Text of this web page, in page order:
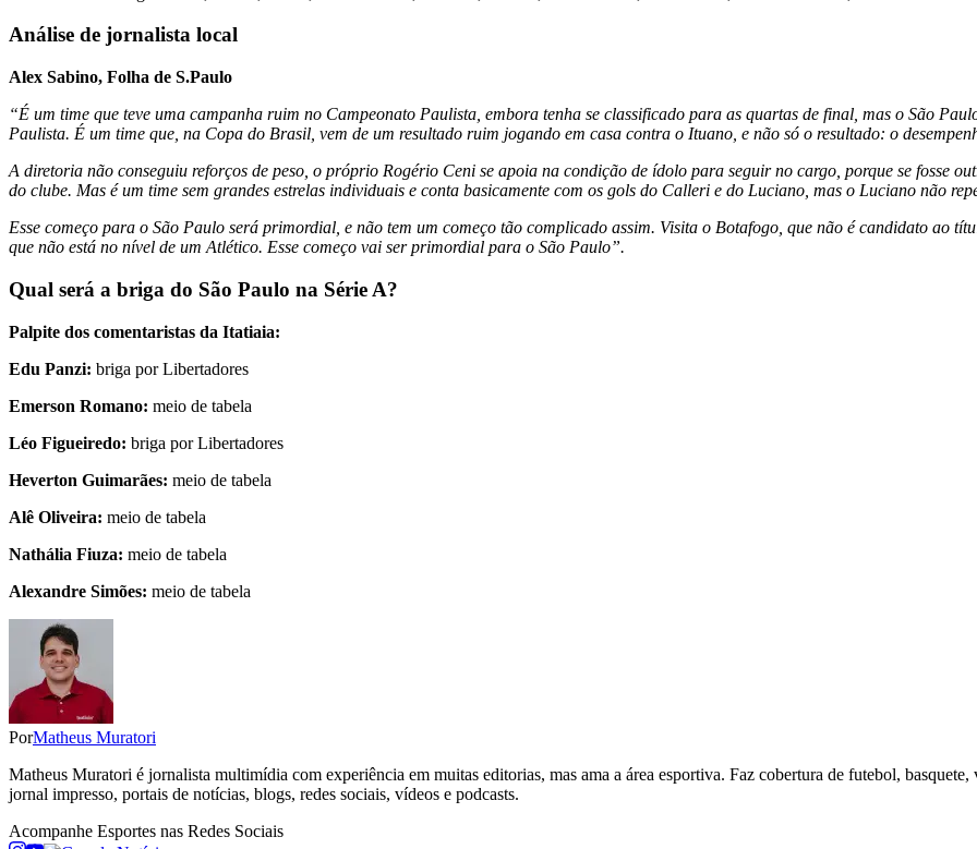
Análise de jornalista local
Alex Sabino, Folha de S.Paulo
“É um time que teve uma campanha ruim no Campeonato Paulista, embora tenha se classificado para as quartas de final, mas o São
Paulista. É um time que, na Copa do Brasil, vem de um resultado ruim jogando em casa contra o Ituano, e não só o resultado: o
A diretoria não conseguiu reforços de peso, o próprio Rogério Ceni se apoia na condição de ídolo para seguir no cargo, porque se fosse
do clube. Mas é um time sem grandes estrelas individuais e conta basicamente com os gols do Calleri e do Luciano, mas o Luciano não
Esse começo para o São Paulo será primordial, e não tem um começo tão complicado assim. Visita o Botafogo, que não é candidato ao
que não está no nível de um Atlético. Esse começo vai ser primordial para o São Paulo”.
Qual será a briga do São Paulo na Série A?
Palpite dos comentaristas da Itatiaia:
Edu Panzi: briga por Libertadores
Emerson Romano: meio de tabela
Léo Figueiredo: briga por Libertadores
Heverton Guimarães: meio de tabela
Alê Oliveira: meio de tabela
Nathália Fiuza: meio de tabela
Alexandre Simões: meio de tabela
PorMatheus Muratori
Matheus Muratori é jornalista multimídia com experiência em muitas editorias, mas ama a área esportiva. Faz cobertura de futebol,
jornal impresso, portais de notícias, blogs, redes sociais, vídeos e podcasts.
Acompanhe Esportes nas Redes Sociais